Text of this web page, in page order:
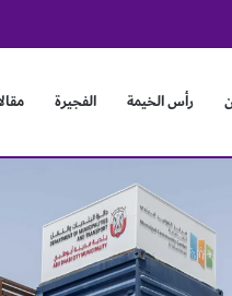
رأس الخيمة الفجيرة